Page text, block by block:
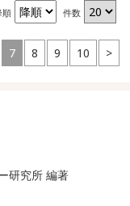
順 件数
7 8 9 10 >
研究所 編著